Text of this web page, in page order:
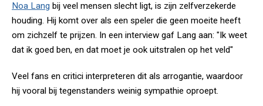
Noa Lang bij veel mensen slecht ligt, is zijn zelfverzekerde
houding. Hij komt over als een speler die geen moeite heeft
om zichzelf te prijzen. In een interview gaf Lang aan: "Ik weet
dat ik goed ben, en dat moet je ook uitstralen op het veld"​
Veel fans en critici interpreteren dit als arrogantie, waardoor
hij vooral bij tegenstanders weinig sympathie oproept.